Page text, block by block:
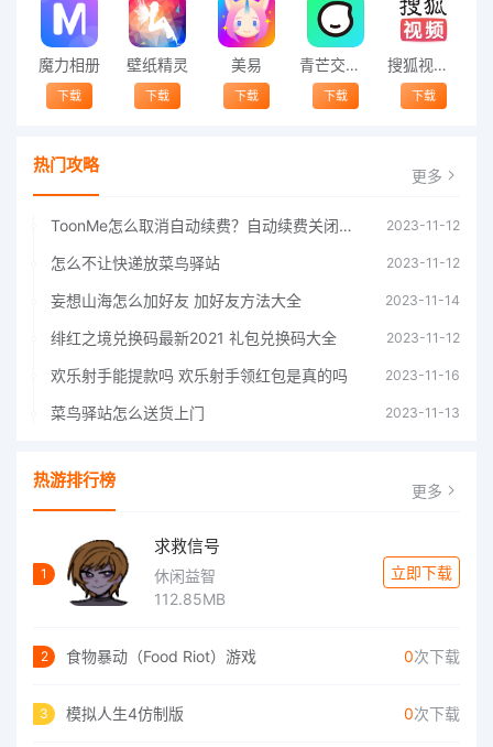
魔力相册
下载
壁纸精灵
下载
美易
下载
青芒交友软件官方版2021 v1.3
下载
搜狐视频app免费送会员下载安装到手机 v8.8.5
下载
热门攻略 更多
ToonMe怎么取消自动续费？自动续费关闭方法 2023-11-12
怎么不让快递放菜鸟驿站 2023-11-12
妄想山海怎么加好友 加好友方法大全 2023-11-14
绯红之境兑换码最新2021 礼包兑换码大全 2023-11-12
欢乐射手能提款吗 欢乐射手领红包是真的吗 2023-11-16
菜鸟驿站怎么送货上门 2023-11-13
热游排行榜 更多
1
求救信号
休闲益智
112.85MB
立即下载
2 食物暴动（Food Riot）游戏 0次下载
3 模拟人生4仿制版 0次下载